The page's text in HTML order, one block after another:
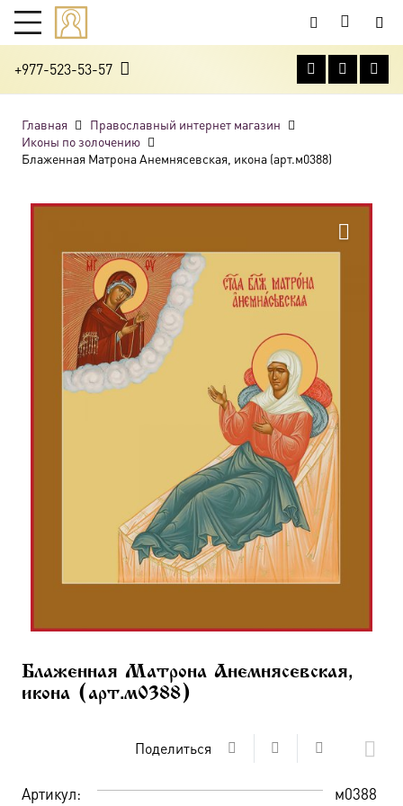
+977-523-53-57
Главная
Православный интернет магазин
Иконы по золочению
Блаженная Матрона Анемнясевская, икона (арт.м0388)
Блаженная Матрона Анемнясевская,
икона (арт.м0388)
Поделиться
Артикул: м0388